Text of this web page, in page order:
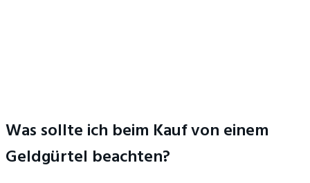
Was sollte ich beim Kauf von einem
Geldgürtel beachten?